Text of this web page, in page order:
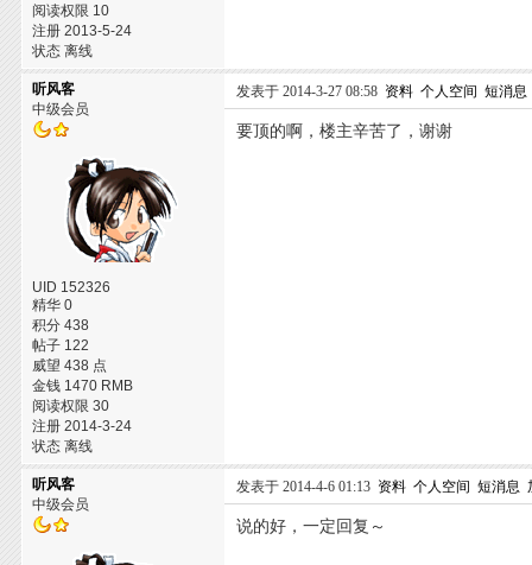
阅读权限 10
注册 2013-5-24
状态 离线
听风客
中级会员
UID 152326
精华 0
积分 438
帖子 122
威望 438 点
金钱 1470 RMB
阅读权限 30
注册 2014-3-24
状态 离线
发表于 2014-3-27 08:58 资料 个人空间 短消息
要顶的啊，楼主辛苦了，谢谢
听风客
中级会员
发表于 2014-4-6 01:13 资料 个人空间 短消息
说的好，一定回复～